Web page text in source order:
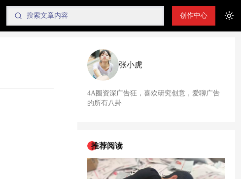
创作中心
张小虎
4A圈资深广告狂，喜欢研究创意，爱聊广告
的所有八卦
推荐阅读